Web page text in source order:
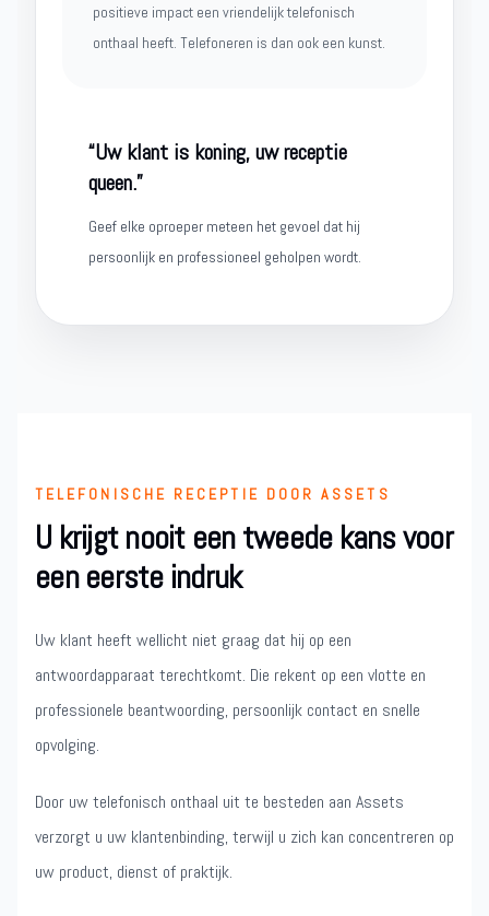
positieve impact een vriendelijk telefonisch
onthaal heeft. Telefoneren is dan ook een kunst.
“Uw klant is koning, uw receptie
queen.”
Geef elke oproeper meteen het gevoel dat hij
persoonlijk en professioneel geholpen wordt.
TELEFONISCHE RECEPTIE DOOR ASSETS
U krijgt nooit een tweede kans voor
een eerste indruk
Uw klant heeft wellicht niet graag dat hij op een
antwoordapparaat terechtkomt. Die rekent op een vlotte en
professionele beantwoording, persoonlijk contact en snelle
opvolging.
Door uw telefonisch onthaal uit te besteden aan Assets
verzorgt u uw klantenbinding, terwijl u zich kan concentreren op
uw product, dienst of praktijk.